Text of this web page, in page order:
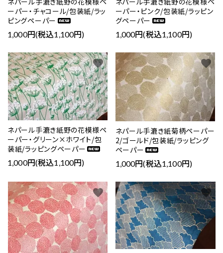
ーパー・チャコール/包装紙/ラッ
ピングペーパー
1,000円(税込1,100円)
ーパー・ピンク/包装紙/ラッピン
グペーパー
1,000円(税込1,100円)
ネパール手漉き紙野の花模様ペ
ーパー・グリーン×ホワイト/包
装紙/ラッピングペーパー
1,000円(税込1,100円)
favorite
ネパール手漉き紙菊柄ペーパー
2/ゴールド/包装紙/ラッピング
ペーパー
1,000円(税込1,100円)
favorite
favorite favorite